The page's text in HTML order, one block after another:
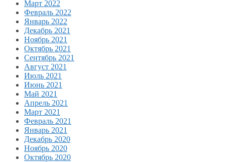
Март 2022
Февраль 2022
Январь 2022
Декабрь 2021
Ноябрь 2021
Октябрь 2021
Сентябрь 2021
Август 2021
Июль 2021
Июнь 2021
Май 2021
Апрель 2021
Март 2021
Февраль 2021
Январь 2021
Декабрь 2020
Ноябрь 2020
Октябрь 2020